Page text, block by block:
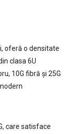
oferă o densitate
clasa 6U
10G fibră și 25G
care satisface